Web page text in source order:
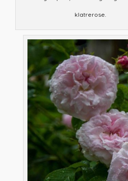
klatrerose.